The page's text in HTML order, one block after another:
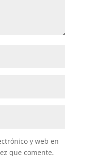
y web en
que comente.